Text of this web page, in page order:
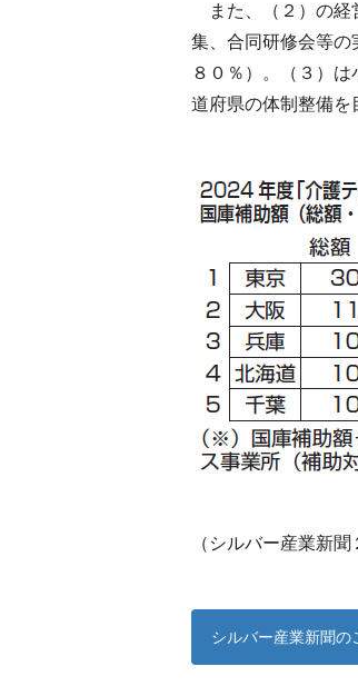
また、（２）の経
集、合同研修会等の
８０％）。（３）
道府県の体制整備を
（シルバー産業新
シルバー産業新聞の